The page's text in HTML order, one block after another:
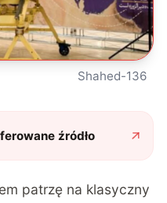
Shahed-136
źródło
patrzę na klasyczny